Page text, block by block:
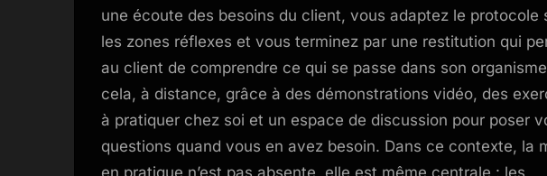
une écoute des besoins du client, vous adaptez le protocole
les zones réflexes et vous terminez par une restitution qui
au client de comprendre ce qui se passe dans son
cela, à distance, grâce à des démonstrations vidéo, des
à pratiquer chez soi et un espace de discussion pour poser
questions quand vous en avez besoin. Dans ce contexte, la